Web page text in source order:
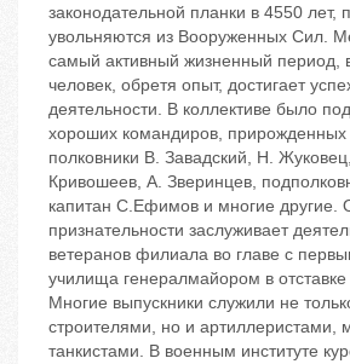
законодательной планки в 4550 лет,
увольняются из Вооруженных Сил.
самый активный жизненный период,
человек, обретя опыт, достигает
деятельности. В коллективе было
хороших командиров, прирожденных
полковники В. Завадский, Н.
Кривошеев, А. Зверинцев,
капитан С.Ефимов и многие другие.
признательности заслуживает
ветеранов филиала во главе с
училища генералмайором в
Многие выпускники служили не
строителями, но и артиллеристами,
танкистами. В военным институте